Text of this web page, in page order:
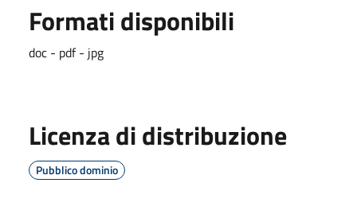
Formati disponibili
doc - pdf - jpg
Licenza di distribuzione
Pubblico dominio